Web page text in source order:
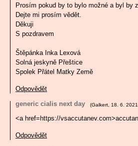
Prosím pokud by to bylo možné a byl by
Dejte mi prosím vědět.
Děkuji
S pozdravem
Štěpánka Inka Lexová
Solná jeskyně Přeštice
Spolek Přátel Matky Země
Odpovědět
generic cialis next day
(Galkert 18. 6. 2021
<a href=https://
Odpovědět